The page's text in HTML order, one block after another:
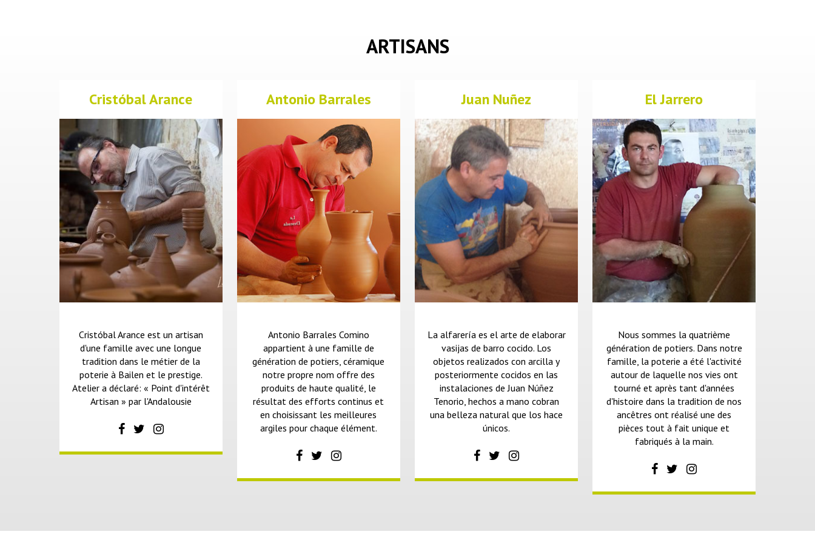
ARTISANS
Cristóbal Arance
Cristóbal Arance est un artisan
d'une famille avec une longue
tradition dans le métier de la
poterie à Bailen et le prestige.
Atelier a déclaré: « Point d'intérêt
Artisan » par l'Andalousie
Antonio Barrales
Antonio Barrales Comino
appartient à une famille de
génération de potiers, céramique
notre propre nom offre des
produits de haute qualité, le
résultat des efforts continus et
en choisissant les meilleures
argiles pour chaque élément.
Juan Nuñez
La alfarería es el arte de elaborar
vasijas de barro cocido. Los
objetos realizados con arcilla y
posteriormente cocidos en las
instalaciones de Juan Núñez
Tenorio, hechos a mano cobran
una belleza natural que los hace
únicos.
El Jarrero
Nous sommes la quatrième
génération de potiers. Dans notre
famille, la poterie a été l'activité
autour de laquelle nos vies ont
tourné et après tant d'années
d'histoire dans la tradition de nos
ancêtres ont réalisé une des
pièces tout à fait unique et
fabriqués à la main.